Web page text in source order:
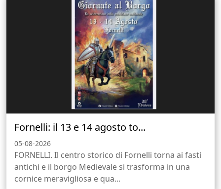
Fornelli: il 13 e 14 agosto to...
05-08-2026
FORNELLI. Il centro storico di Fornelli torna ai fasti
antichi e il borgo Medievale si trasforma in una
cornice meravigliosa e qua...